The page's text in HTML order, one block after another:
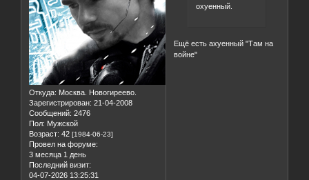
Откуда: Москва. Новогиреево.
Зарегистрирован: 21-04-2008
Сообщений: 2476
Пол: Мужской
Возраст: 42 [1984-06-23]
Провел на форуме:
3 месяца 1 день
Последний визит:
04-07-2026 13:25:31
охуенный.
Ещё есть ахуенный "Там на
войне"